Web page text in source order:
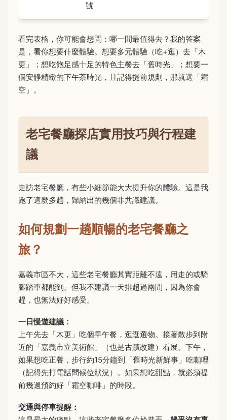
號
看完表格，你可能會想問：哪一間最值得去？我的答案
是，看你想要什麼體驗。想要多元體驗（吃+逛）去「木
更」；想吃飽足感十足的特色主餐去「舊時光」；想要一
個安靜精緻的下午茶時光，且記得提前規劃，那就選「霜
空」。
老宅餐廳探店實用技巧與行程建
議
走訪老宅餐廳，有些小細節能大大提升你的體驗。這是我
跑了這麼多趟，歸納出的幾個非共識建議。
如何規劃一趟順暢的老宅餐廳之
旅？
嘉義市區不大，這些老宅餐廳其實距離不遠，用走的或騎
腳踏車都能到。但我不建議一天排超過兩間，因為你會
趕，也無法好好感受。
一日慢遊建議：
上午先去「木更」吃個早午餐，逛逛選物。接著散步到附
近的「嘉義市立美術館」（也是古蹟改建）看展。下午，
如果想吃正餐，步行約15分鐘到「舊時光新鮮事」吃咖哩
（記得先打電話問候位狀況）。如果想吃甜點，就必須提
前幾週預約好「霜空咖啡」的時段。
交通與停車提醒：